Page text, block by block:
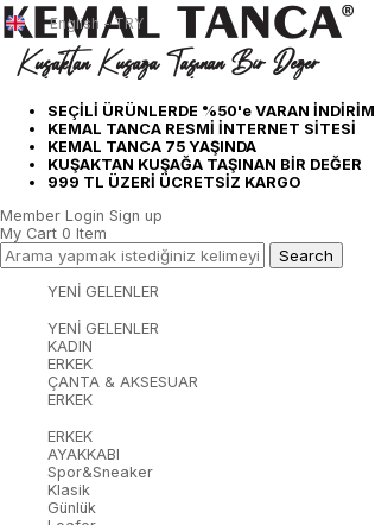
SEÇİLİ ÜRÜNLERDE %50'e VARAN İNDİRİM
KEMAL TANCA RESMİ İNTERNET SİTESİ
KEMAL TANCA 75 YAŞINDA
KUŞAKTAN KUŞAĞA TAŞINAN BİR DEĞER
999 TL ÜZERİ ÜCRETSİZ KARGO
English - TRY
Member Login Sign up
My Cart 0 Item
YENİ GELENLER
YENİ GELENLER
KADIN
ERKEK
ÇANTA & AKSESUAR
ERKEK
ERKEK
AYAKKABI
Spor&Sneaker
Klasik
Günlük